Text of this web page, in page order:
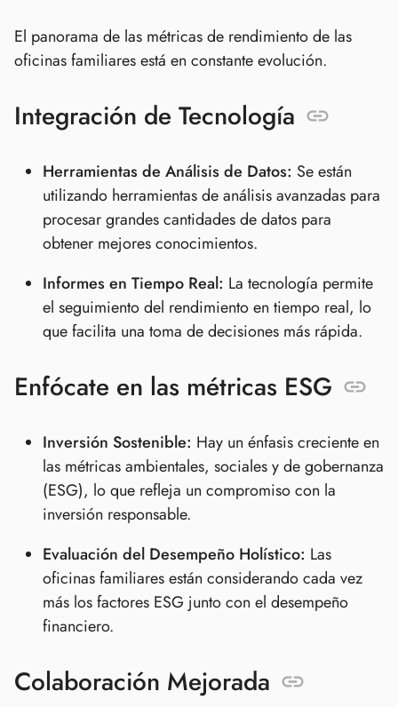
El panorama de las métricas de rendimiento de las
oficinas familiares está en constante evolución.
Integración de Tecnología
Herramientas de Análisis de Datos: Se están
utilizando herramientas de análisis avanzadas para
procesar grandes cantidades de datos para
obtener mejores conocimientos.
Informes en Tiempo Real: La tecnología permite
el seguimiento del rendimiento en tiempo real, lo
que facilita una toma de decisiones más rápida.
Enfócate en las métricas ESG
Inversión Sostenible: Hay un énfasis creciente en
las métricas ambientales, sociales y de gobernanza
(ESG), lo que refleja un compromiso con la
inversión responsable.
Evaluación del Desempeño Holístico: Las
oficinas familiares están considerando cada vez
más los factores ESG junto con el desempeño
financiero.
Colaboración Mejorada